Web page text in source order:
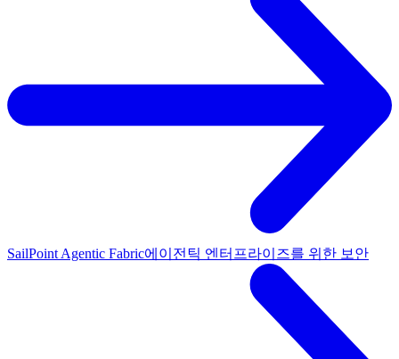
SailPoint Agentic Fabric에이전틱 엔터프라이즈를 위한 보안